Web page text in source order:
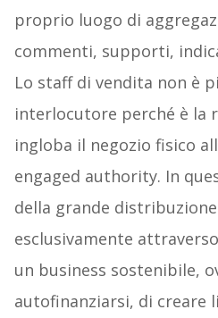
proprio luogo di
commenti, supporti,
Lo staff di vendita non è
interlocutore perché è la
ingloba il negozio fisico
engaged authority. In
della grande
esclusivamente
un business sostenibile,
autofinanziarsi, di creare